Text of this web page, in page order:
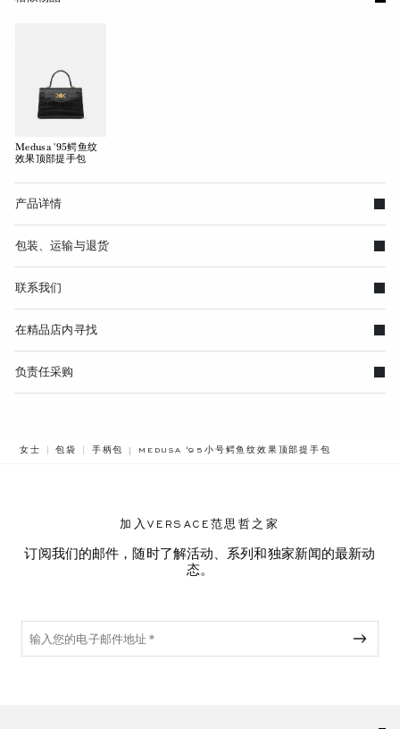
Medusa '95鳄鱼纹
效果顶部提手包
产品详情
包装、运输与退货
联系我们
在精品店内寻找
负责任采购
女士 包袋 手柄包 BREADCRUMB.ADA.LABEL.CURRENT
MEDUSA '95小号鳄鱼纹效果顶部提手包
加入VERSACE范思哲之家
订阅我们的邮件，随时了解活动、系列和独家新闻的最新动
态。